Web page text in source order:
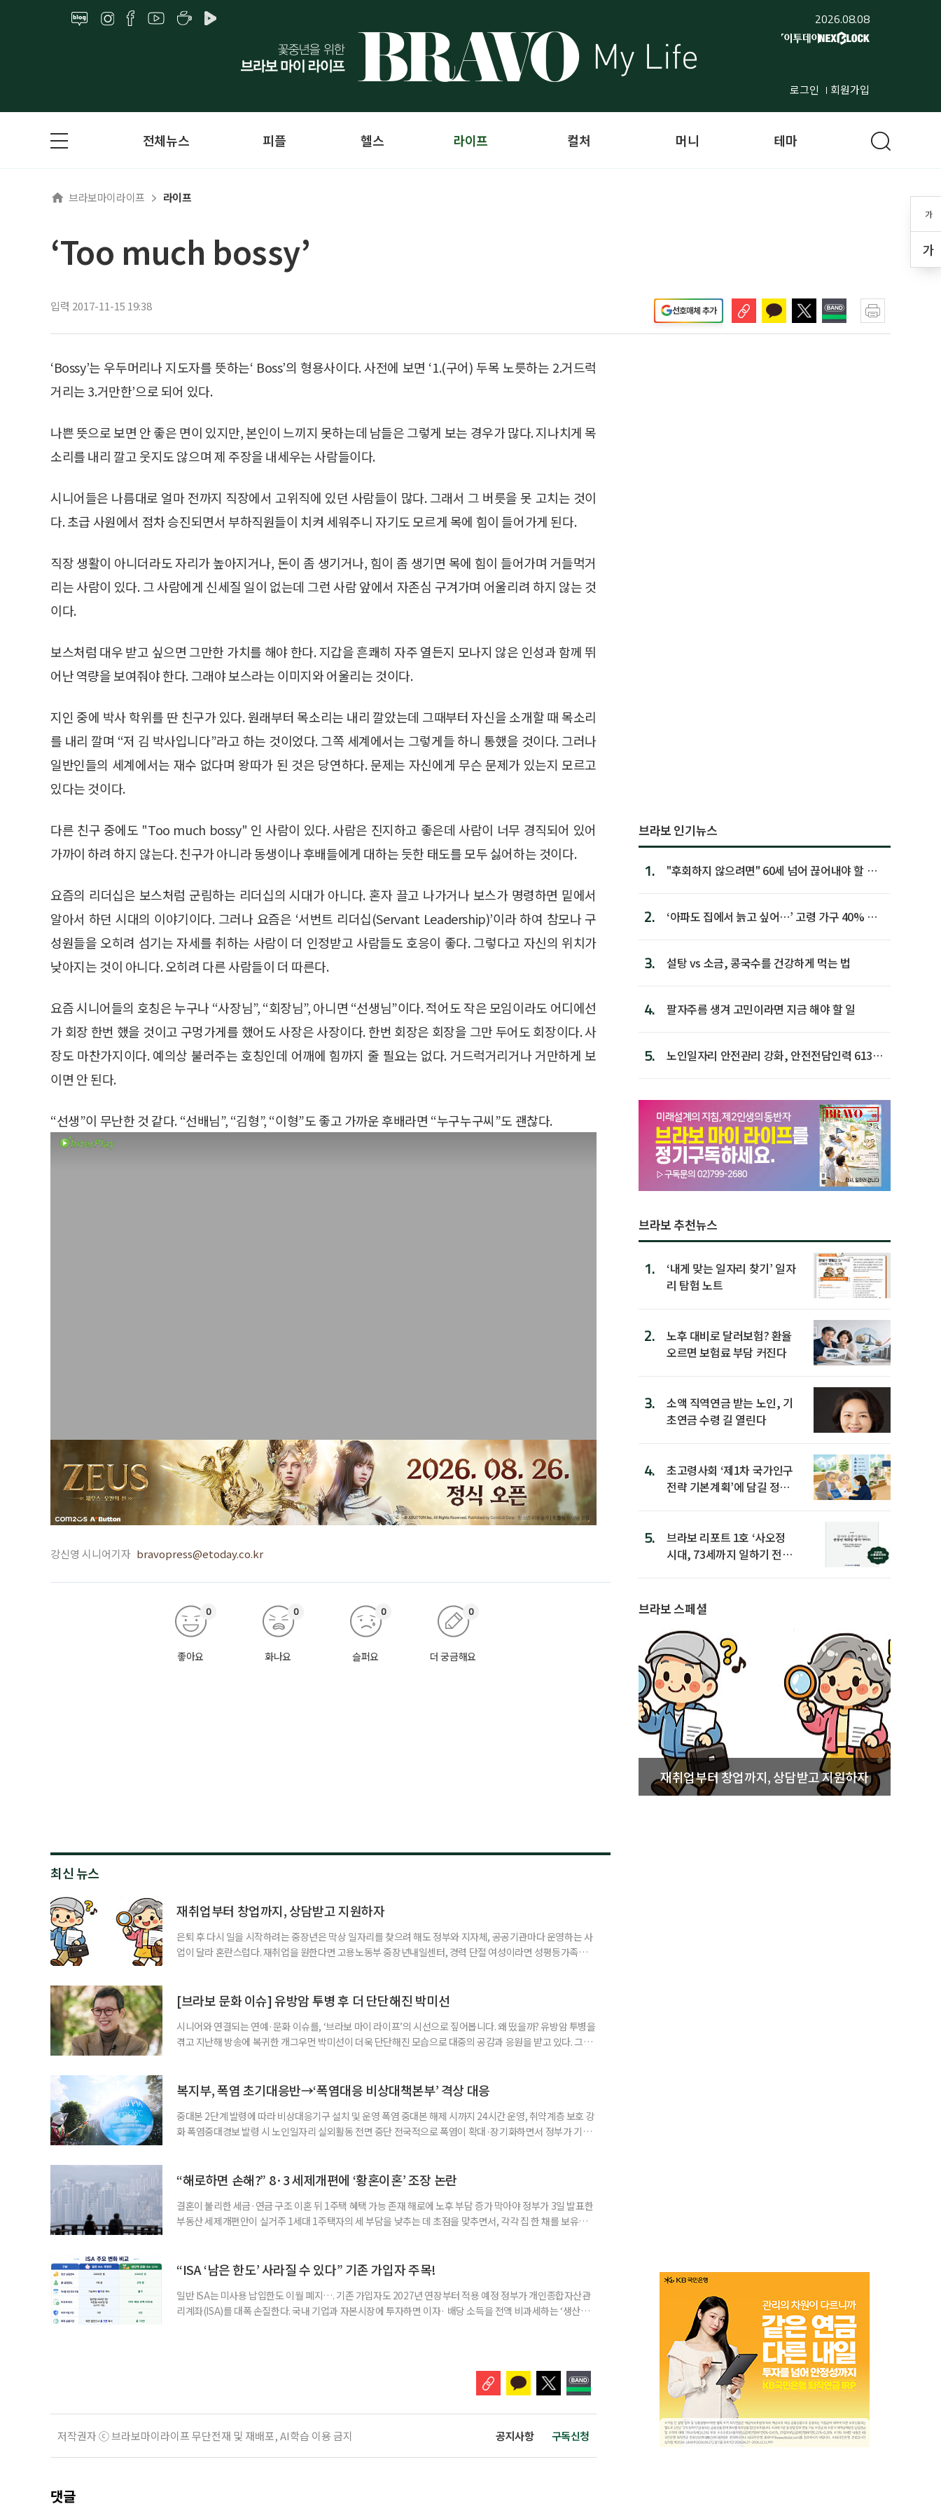
2026.08.08
로그인 회원가입
가
가
전체뉴스 피플 헬스 라이프 컬처 머니 테마
브라보마이라이프 라이프
‘Too much bossy’
입력 2017-11-15 19:38 선호매체 추가
‘Bossy’는 우두머리나 지도자를 뜻하는‘ Boss’의 형용사이다. 사전에 보면 ‘1.(구어) 두목 노릇하는 2.거드럭
거리는 3.거만한’으로 되어 있다.
나쁜 뜻으로 보면 안 좋은 면이 있지만, 본인이 느끼지 못하는데 남들은 그렇게 보는 경우가 많다. 지나치게 목
소리를 내리 깔고 웃지도 않으며 제 주장을 내세우는 사람들이다.
시니어들은 나름대로 얼마 전까지 직장에서 고위직에 있던 사람들이 많다. 그래서 그 버릇을 못 고치는 것이
다. 초급 사원에서 점차 승진되면서 부하직원들이 치켜 세워주니 자기도 모르게 목에 힘이 들어가게 된다.
직장 생활이 아니더라도 자리가 높아지거나, 돈이 좀 생기거나, 힘이 좀 생기면 목에 힘이 들어가며 거들먹거
리는 사람이 있다. 그 사람에게 신세질 일이 없는데 그런 사람 앞에서 자존심 구겨가며 어울리려 하지 않는 것
이다.
보스처럼 대우 받고 싶으면 그만한 가치를 해야 한다. 지갑을 흔쾌히 자주 열든지 모나지 않은 인성과 함께 뛰
어난 역량을 보여줘야 한다. 그래야 보스라는 이미지와 어울리는 것이다.
지인 중에 박사 학위를 딴 친구가 있다. 원래부터 목소리는 내리 깔았는데 그때부터 자신을 소개할 때 목소리
를 내리 깔며 “저 김 박사입니다”라고 하는 것이었다. 그쪽 세계에서는 그렇게들 하니 통했을 것이다. 그러나
일반인들의 세계에서는 재수 없다며 왕따가 된 것은 당연하다. 문제는 자신에게 무슨 문제가 있는지 모르고
있다는 것이다.
다른 친구 중에도 "Too much bossy" 인 사람이 있다. 사람은 진지하고 좋은데 사람이 너무 경직되어 있어
가까이 하려 하지 않는다. 친구가 아니라 동생이나 후배들에게 대하는 듯한 태도를 모두 싫어하는 것이다.
요즘의 리더십은 보스처럼 군림하는 리더십의 시대가 아니다. 혼자 끌고 나가거나 보스가 명령하면 밑에서
알아서 하던 시대의 이야기이다. 그러나 요즘은 ‘서번트 리더십(Servant Leadership)’이라 하여 참모나 구
성원들을 오히려 섬기는 자세를 취하는 사람이 더 인정받고 사람들도 호응이 좋다. 그렇다고 자신의 위치가
낮아지는 것이 아니다. 오히려 다른 사람들이 더 따른다.
요즘 시니어들의 호칭은 누구나 “사장님”, “회장님”, 아니면 “선생님”이다. 적어도 작은 모임이라도 어디에선
가 회장 한번 했을 것이고 구멍가게를 했어도 사장은 사장이다. 한번 회장은 회장을 그만 두어도 회장이다. 사
장도 마찬가지이다. 예의상 불러주는 호칭인데 어깨에 힘까지 줄 필요는 없다. 거드럭거리거나 거만하게 보
이면 안 된다.
“선생”이 무난한 것 같다. “선배님”, “김형”, “이형”도 좋고 가까운 후배라면 “누구누구씨”도 괜찮다.
강신영 시니어기자 bravopress@etoday.co.kr
좋아요
0
화나요
0
슬퍼요
0
더 궁금해요
0
최신 뉴스
재취업부터 창업까지, 상담받고 지원하자
은퇴 후 다시 일을 시작하려는 중장년은 막상 일자리를 찾으려 해도 정부와 지자체, 공공기관마다 운영하는 사
업이 달라 혼란스럽다. 재취업을 원한다면 고용노동부 중장년내일센터, 경력 단절 여성이라면 성평등가족부
준비부터 구직 수당까지 고용노동부 국민취업지원제도 구직활동이 쉽지 않은 사람을 위한 제도다. 개인별 취
업 지원 계획을 세
[브라보 문화 이슈] 유방암 투병 후 더 단단해진 박미선
시니어와 연결되는 연예·문화 이슈를, ‘브라보 마이 라이프’의 시선으로 짚어봅니다. 왜 떴을까? 유방암 투병을
겪고 지난해 방송에 복귀한 개그우먼 박미선이 더욱 단단해진 모습으로 대중의 공감과 응원을 받고 있다. 그러
까. 오랜 방송 생활 뒤 전해진 투병 소식 박미선은 재치 있는 말솜씨와 공감 능력으로
복지부, 폭염 초기대응반→‘폭염대응 비상대책본부’ 격상 대응
중대본 2단계 발령에 따라 비상대응기구 설치 및 운영 폭염 중대본 해제 시까지 24시간 운영, 취약계층 보호 강
화 폭염중대경보 발령 시 노인일자리 실외활동 전면 중단 전국적으로 폭염이 확대·장기화하면서 정부가 기존
책본부(중대본) 2단계(심각)가 발령된 이후에도 폭염이 전국적으로 확대되고 장기화한 데 따른 것이다. 기존에
“해로하면 손해?” 8·3 세제개편에 ‘황혼이혼’ 조장 논란
결혼이 불리한 세금·연금 구조 이혼 뒤 1주택 혜택 가능 존재 해로에 노후 부담 증가 막아야 정부가 3일 발표한
부동산 세제개편안이 실거주 1세대 1주택자의 세 부담을 낮추는 데 초점을 맞추면서, 각각 집 한 채를 보유한
부가 각자 집 한 채씩을 보유하면 한 세대가 두 채를 가진 것으로 보지만, 실제 이혼해 주거와 생계를 분
“ISA ‘남은 한도’ 사라질 수 있다” 기존 가입자 주목!
일반 ISA는 미사용 납입한도 이월 폐지…. 기존 가입자도 2027년 연장부터 적용 예정 정부가 개인종합자산관
리계좌(ISA)를 대폭 손질한다. 국내 기업과 자본시장에 투자하면 이자· 배당 소득을 전액 비과세하는 ‘생산적
저작권자 ⓒ 브라보마이라이프 무단전재 및 재배포, AI학습 이용 금지 공지사항 구독신청
댓글
브라보 인기뉴스
1.
"후회하지 않으려면" 60세 넘어 끊어내야 할 사
2.
‘아파도 집에서 늙고 싶어…’ 고령 가구 40% 노
3. 설탕 vs 소금, 콩국수를 건강하게 먹는 법
4. 팔자주름 생겨 고민이라면 지금 해야 할 일
5.
노인일자리 안전관리 강화, 안전전담인력 613명
브라보 추천뉴스
1.
‘내게 맞는 일자리 찾기’ 일자
리 탐험 노트
2.
노후 대비로 달러보험? 환율
오르면 보험료 부담 커진다
3.
소액 직역연금 받는 노인, 기
초연금 수령 길 열린다
4.
초고령사회 ‘제1차 국가인구
전략 기본계획’에 담길 정책
5.
브라보 리포트 1호 ‘사오정
시대, 73세까지 일하기 전략’
브라보 스페셜
재취업부터 창업까지, 상담받고 지원하자